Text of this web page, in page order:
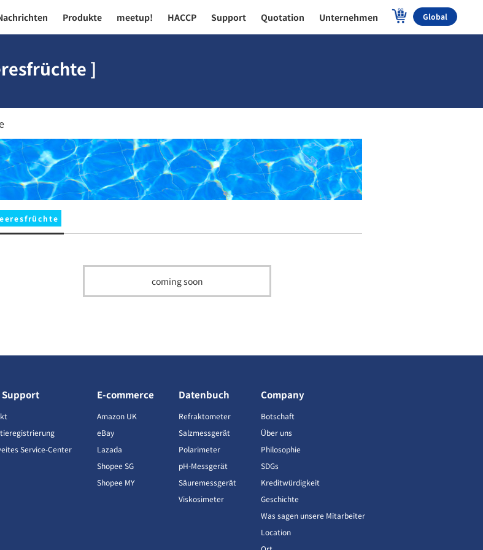
Produkte meetup! HACCP Support Quotation Unternehmen Global
]
coming soon
Support
Service-Center
E-commerce
Amazon UK
eBay
Lazada
Shopee SG
Shopee MY
Datenbuch
Refraktometer
Salzmessgerät
Polarimeter
pH-Messgerät
Säuremessgerät
Viskosimeter
Company
Botschaft
Über uns
Philosophie
SDGs
Kreditwürdigkeit
Geschichte
Was sagen unsere Mitarbeiter
Location